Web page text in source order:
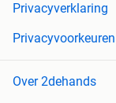
Privacyverklaring
Privacyvoorkeuren
Over 2dehands